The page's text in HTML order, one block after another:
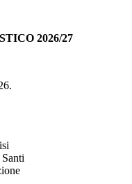
2026/27